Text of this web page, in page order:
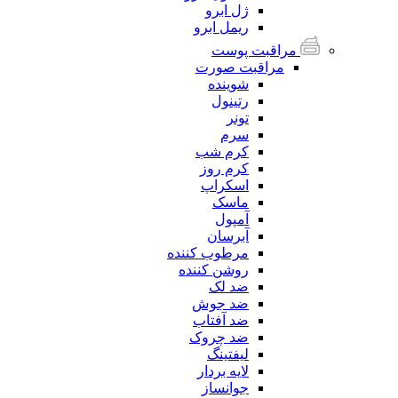
ژل ابرو
ریمل ابرو
مراقبت پوست
مراقبت صورت
شوینده
رتینول
تونر
سرم
کرم شب
کرم روز
اسکراپ
ماسک
آمپول
آبرسان
مرطوب کننده
روشن کننده
ضد لک
ضد جوش
ضد آفتاب
ضد چروک
لیفتینگ
لایه بردار
جوانساز